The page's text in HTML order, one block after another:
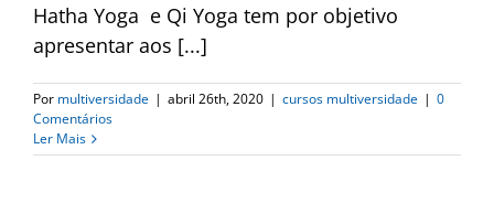
Hatha Yoga e Qi Yoga tem por objetivo
apresentar aos [...]
Por multiversidade | abril 26th, 2020 | cursos multiversidade | 0
Comentários
Ler Mais